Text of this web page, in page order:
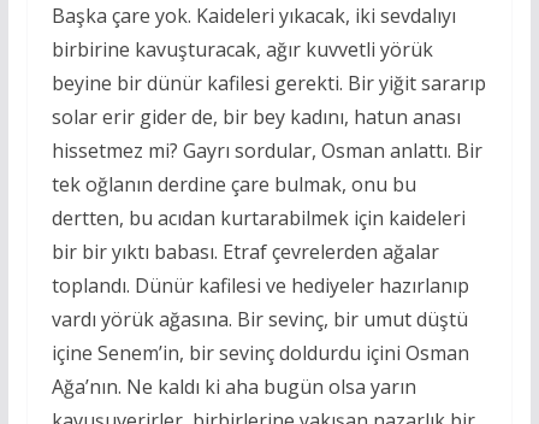
Başka çare yok. Kaideleri yıkacak, iki sevdalıyı
birbirine kavuşturacak, ağır kuvvetli yörük
beyine bir dünür kafilesi gerekti. Bir yiğit sararıp
solar erir gider de, bir bey kadını, hatun anası
hissetmez mi? Gayrı sordular, Osman anlattı. Bir
tek oğlanın derdine çare bulmak, onu bu
dertten, bu acıdan kurtarabilmek için kaideleri
bir bir yıktı babası. Etraf çevrelerden ağalar
toplandı. Dünür kafilesi ve hediyeler hazırlanıp
vardı yörük ağasına. Bir sevinç, bir umut düştü
içine Senem’in, bir sevinç doldurdu içini Osman
Ağa’nın. Ne kaldı ki aha bugün olsa yarın